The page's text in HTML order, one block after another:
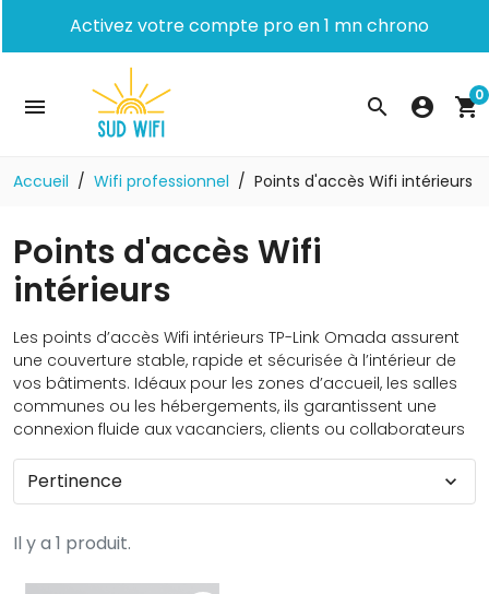
Activez votre compte pro en 1 mn chrono
search
menu account_circle shopping_cart0
Accueil Wifi professionnel Points d'accès Wifi intérieurs
Points d'accès Wifi
intérieurs
Les points d’accès Wifi intérieurs TP-Link Omada assurent
une couverture stable, rapide et sécurisée à l’intérieur de
vos bâtiments. Idéaux pour les zones d’accueil, les salles
communes ou les hébergements, ils garantissent une
connexion fluide aux vacanciers, clients ou collaborateurs
Il y a 1 produit.
Pertinence expand_more